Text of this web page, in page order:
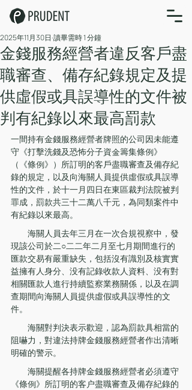
​金錢服務經營者違反客戶盡
職審查、備存紀錄規定及提
供虛假或具誤導性的文件被
判有紀錄以來最高罰款
2025年11月30日 讀畢需時 1 分鐘
一間持有金錢服務經營者牌照的公司因未能遵
守《打擊洗錢及恐怖分子資金籌集條例》
（《條例》）所訂明的客戶盡職審查及備存紀
錄的規定，以及向海關人員提供虛假或具誤導
性的文件，於十一月四日在東區裁判法院被判
罪成，罰款共三十二萬八千元，為同類案件中
有紀錄以來最高。
海關人員去年三月在一次合規視察中，發
現該公司於二○二二年二月至七月期間進行的
匯款交易有嚴重缺失，包括沒有識別及核實實
益擁有人身分、没有記錄收款人資料、没有對
相關匯款人進行持續監察業務關係，以及在調
查期間向海關人員提供虛假或具誤導性的文
件。
海關對判決表示歡迎，認為罰款具相當的
阻嚇力，對違法持牌金錢服務經營者作出清晰
明確的警示。
海關提醒各持牌金錢服務經營者必須遵守
《條例》所訂明的客户盡職審查及備存紀錄的